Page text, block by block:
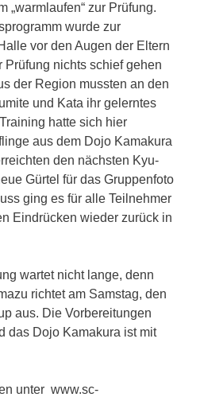
„warmlaufen“ zur Prüfung.
wurde zur
vor den Augen der Eltern
Prüfung nichts schief gehen
der Region mussten an den
und Kata ihr gelerntes
hatte sich hier
aus dem Dojo Kamakura
den nächsten Kyu-
Gürtel für das Gruppenfoto
ging es für alle Teilnehmer
Eindrücken wieder zurück in
wartet nicht lange, denn
richtet am Samstag, den
aus. Die Vorbereitungen
das Dojo Kamakura ist mit
unter www.sc-